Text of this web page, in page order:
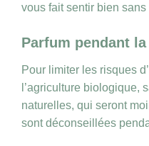
vous fait sentir bien
Parfum pendant
Pour limiter les risques
l’agriculture biologique,
naturelles, qui seront
sont déconseillées